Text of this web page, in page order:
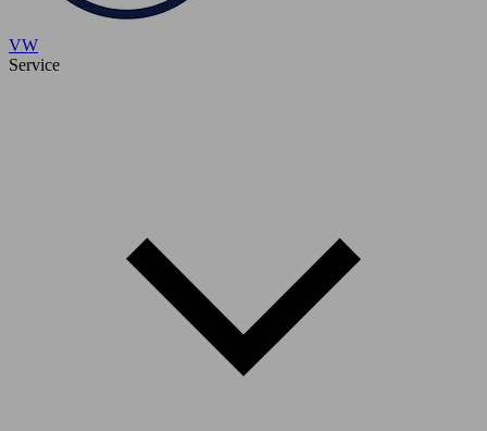
VW
Service